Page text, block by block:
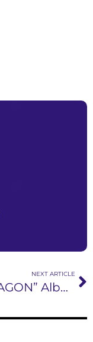
NEXT ARTICLE
“HEPTAGON” Album terakhir bersama Takezawa